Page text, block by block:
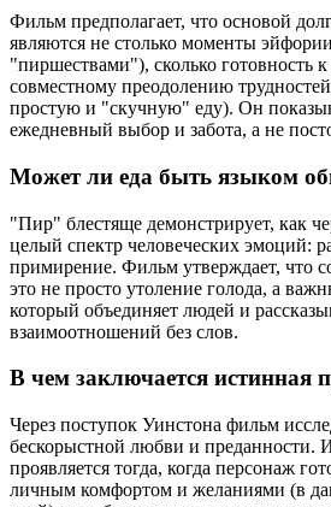
Фильм предполагает, что основой
являются не столько моменты
"пиршествами"), сколько готовность
совместному преодолению
простую и "скучную" еду). Он
ежедневный выбор и забота, а не
Может ли еда быть языком
"Пир" блестяще демонстрирует, как
целый спектр человеческих эмоций:
примирение. Фильм утверждает, что
это не просто утоление голода, а
который объединяет людей и
взаимоотношений без слов.
В чем заключается истинная
Через поступок Уинстона фильм
бескорыстной любви и преданности.
проявляется тогда, когда персонаж
личным комфортом и желаниями (в